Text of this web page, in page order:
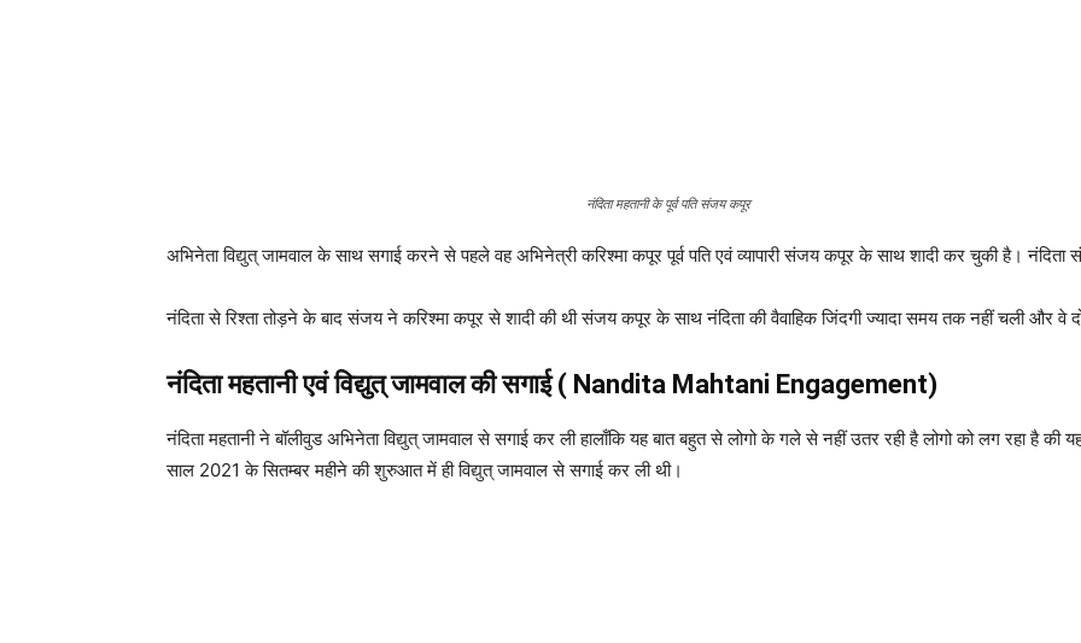
नंदिता महतानी के पूर्व पति संजय कपूर
अभिनेता विद्युत् जामवाल के साथ सगाई करने से पहले वह अभिनेत्री करिश्मा कपूर पूर्व पति एवं व्यापारी संजय कपूर के साथ शादी कर चुकी है। नंदिता
नंदिता से रिश्ता तोड़ने के बाद संजय ने करिश्मा कपूर से शादी की थी संजय कपूर के साथ नंदिता की वैवाहिक जिंदगी ज्यादा समय तक नहीं चली और
नंदिता महतानी एवं विद्युत् जामवाल की सगाई ( Nandita Mahtani Engagement)
नंदिता महतानी ने बॉलीवुड अभिनेता विद्युत् जामवाल से सगाई कर ली हालाँकि यह बात बहुत से लोगो के गले से नहीं उतर रही है लोगो को लग रहा है
साल 2021 के सितम्बर महीने की शुरुआत में ही विद्युत् जामवाल से सगाई कर ली थी।